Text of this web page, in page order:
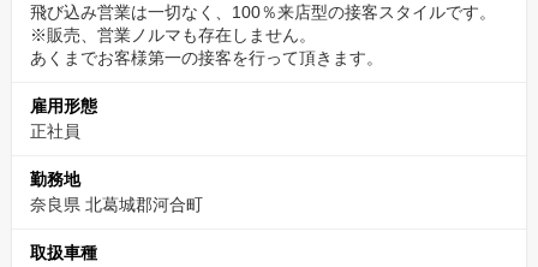
飛び込み営業は一切なく、100％来店型の接客スタイルです。
※販売、営業ノルマも存在しません。
あくまでお客様第一の接客を行って頂きます。
雇用形態
正社員
勤務地
奈良県 北葛城郡河合町
取扱車種